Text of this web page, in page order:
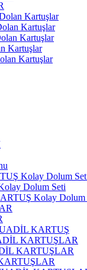
Kartuşlar
Kartuşlar
Kartuşlar
Kartuşlar
Kartuşlar
Kolay Dolum
Dolum Seti
Kolay Dolum
KARTUŞ
KARTUŞLAR
KARTUŞLAR